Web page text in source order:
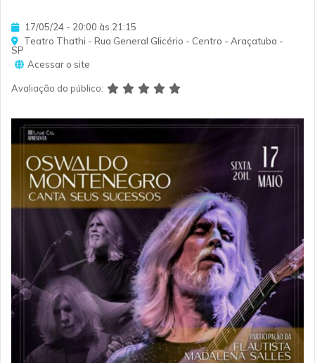
17/05/24 - 20:00 às 21:15
Teatro Thathi - Rua General Glicério - Centro - Araçatuba -
SP
Acessar o site
Avaliação do público: